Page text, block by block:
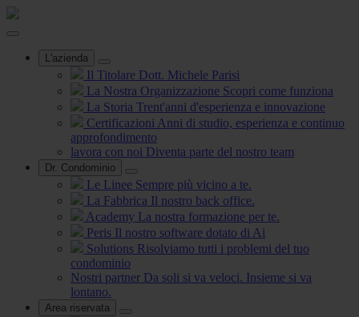
L'azienda
Il Titolare Dott. Michele Parisi
La Nostra Organizzazione Scopri come funziona
La Storia Trent'anni d'esperienza e innovazione
Certificazioni Anni di studio, esperienza e continuo
approfondimento
lavora con noi Diventa parte del nostro team
Dr. Condominio
Le Linee Sempre più vicino a te.
La Fabbrica Il nostro back office.
Academy La nostra formazione per te.
Peris Il nostro software dotato di Ai
Solutions Risolviamo tutti i problemi del tuo
condominio
Nostri partner Da soli si va veloci. Insieme si va
lontano.
Area riservata